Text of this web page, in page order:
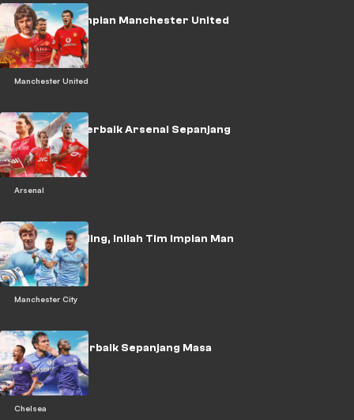
Manchester United
Starting XI Impian Manchester United
Arsenal
Tim Impian Terbaik Arsenal Sepanjang
Masa
Manchester City
Tak Ada Sterling, Inilah Tim Impian Man
City
Chelsea
Chelsea XI Terbaik Sepanjang Masa